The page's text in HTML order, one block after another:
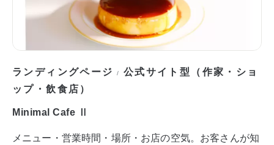
ランディングページ / 公式サイト型（作家・ショ
ップ・飲食店）
Minimal Cafe Ⅱ
メニュー・営業時間・場所・お店の空気。お客さんが知